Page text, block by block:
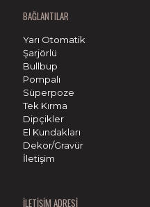
BAĞLANTILAR
Yarı Otomatik
Şarjörlü
Bullbup
Pompalı
Süperpoze
Tek Kırma
Dipçikler
El Kundakları
Dekor/Gravür
İletişim
İLETİŞİM ADRESİ